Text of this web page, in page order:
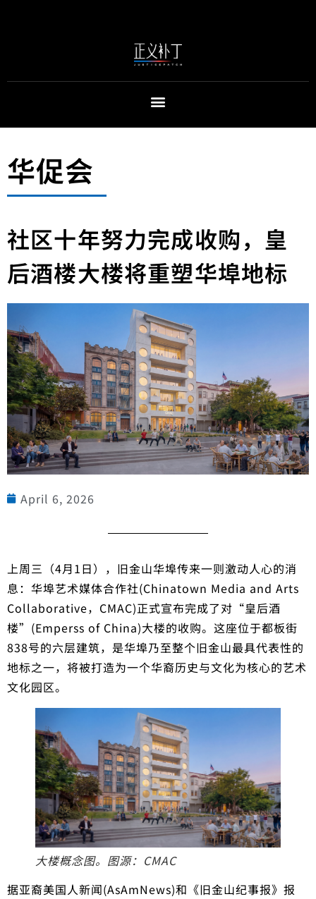
华促会
社区十年努力完成收购，皇
后酒楼大楼将重塑华埠地标
April 6, 2026
上周三（4月1日），旧金山华埠传来一则激动人心的消
息：华埠艺术媒体合作社(Chinatown Media and Arts
Collaborative，CMAC)正式宣布完成了对“皇后酒
楼”(Emperss of China)大楼的收购。这座位于都板街
838号的六层建筑，是华埠乃至整个旧金山最具代表性的
地标之一，将被打造为一个华裔历史与文化为核心的艺术
文化园区。
大楼概念图。图源：CMAC
据亚裔美国人新闻(AsAmNews)和《旧金山纪事报》报